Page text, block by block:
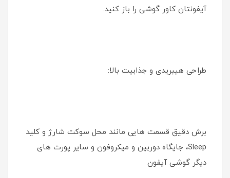
آیفونتان کاور گوشی را باز کنید.
طراحی هیبریدی و جذابیت بالا:
برش دقیق قسمت هایی مانند محل سوکت شارژ و کلید
Sleep، جایگاه دوربین و میکروفون و سایر پورت های
دیگر گوشی آیفون